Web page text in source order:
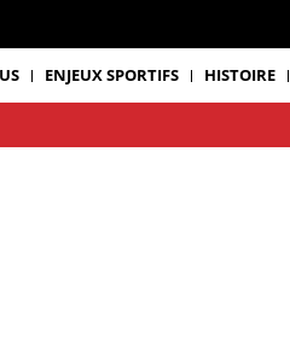
ENJEUX SPORTIFS HISTOIRE